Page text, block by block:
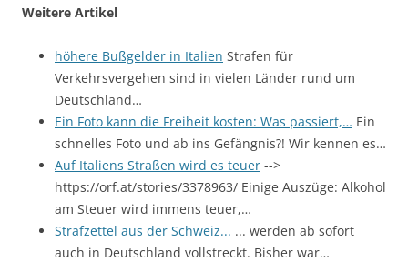
Weitere Artikel
höhere Bußgelder in Italien Strafen für
Verkehrsvergehen sind in vielen Länder rund um
Deutschland…
Ein Foto kann die Freiheit kosten: Was passiert,… Ein
schnelles Foto und ab ins Gefängnis?! Wir kennen es…
Auf Italiens Straßen wird es teuer -->
https://orf.at/stories/3378963/ Einige Auszüge: Alkohol
am Steuer wird immens teuer,…
Strafzettel aus der Schweiz... ... werden ab sofort
auch in Deutschland vollstreckt. Bisher war…